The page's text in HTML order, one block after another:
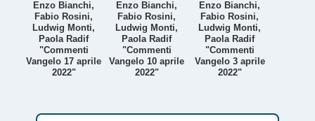
Enzo Bianchi,
Fabio Rosini,
Ludwig Monti,
Paola Radif
"Commenti
Vangelo 17 aprile
2022"
Enzo Bianchi,
Fabio Rosini,
Ludwig Monti,
Paola Radif
"Commenti
Vangelo 10 aprile
2022"
Enzo Bianchi,
Fabio Rosini,
Ludwig Monti,
Paola Radif
"Commenti
Vangelo 3 aprile
2022"